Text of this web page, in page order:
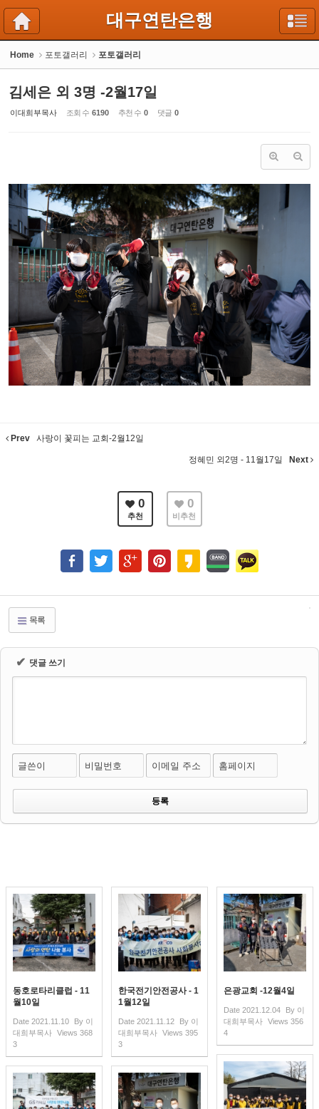
대구연탄은행
Home 포토갤러리 포토갤러리
김세은 외 3명 -2월17일
이대희부목사 조회 수 6190 추천 수 0 댓글 0
Prev 사랑이 꽃피는 교회-2월12일
정혜민 외2명 - 11월17일 Next
0
추천
0
비추천
목록
✔ 댓글 쓰기
글쓴이 비밀번호 이메일 주소 홈페이지
동호로타리클럽 - 11
월10일
Date 2021.11.10 By 이
대희부목사 Views 368
3
한국전기안전공사 - 1
1월12일
Date 2021.11.12 By 이
대희부목사 Views 395
3
은광교회 -12월4일
Date 2021.12.04 By 이
대희부목사 Views 356
4